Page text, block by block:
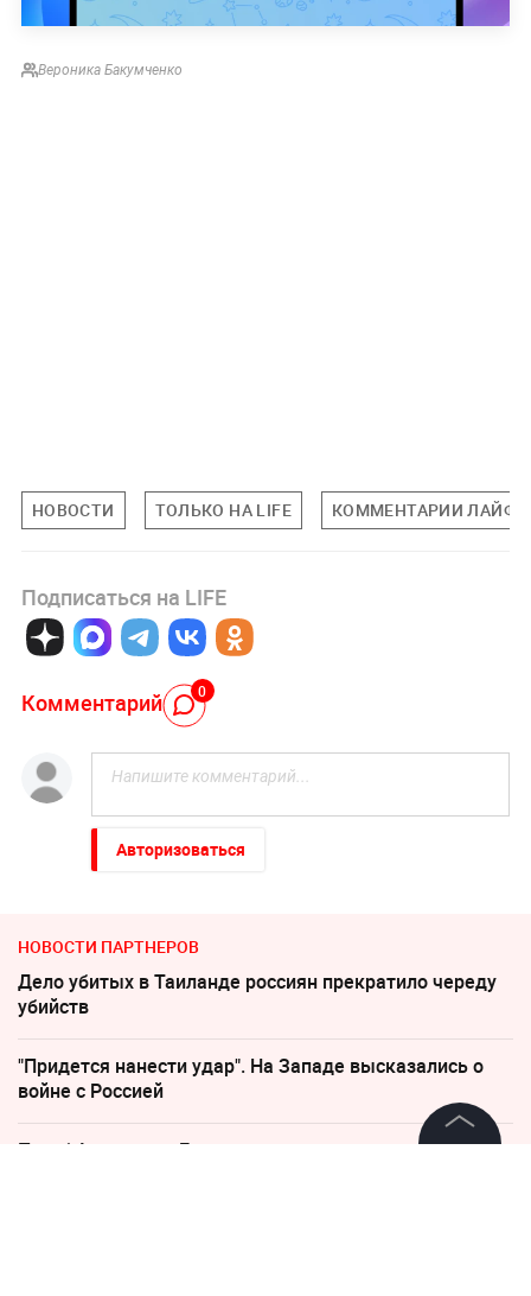
Вероника Бакумченко
НОВОСТИ ТОЛЬКО НА LIFE КОММЕНТАРИИ ЛАЙФУ
Подписаться на LIFE
Комментарий 0
Авторизоваться
НОВОСТИ ПАРТНЕРОВ
Дело убитых в Таиланде россиян прекратило череду
убийств
"Придется нанести удар". На Западе высказались о
войне с Россией
Погиб Александр Ермаков